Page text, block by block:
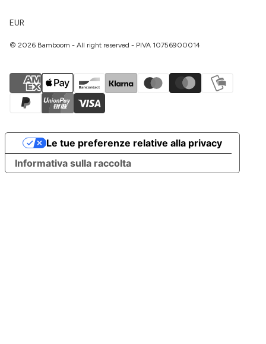
EUR
© 2026 Bamboom - All right reserved - PIVA 10756900014
Informativa sulla raccolta
Le tue preferenze relative alla privacy